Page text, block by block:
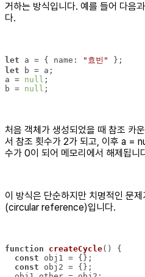
거하는 방식입니다. 예를 들어 다음
다.
let a = { name : "효빈"
let
a = null
b = null ;
처음 객체가 생성되었을 때 참조 카
서 참조 횟수가 2가 되고, 이후 a =
수가 0이 되어 메모리에서 해제됩니
이 방식은 단순하지만 치명적인 문
(circular reference)입니다.
function createCycle( )
const
const